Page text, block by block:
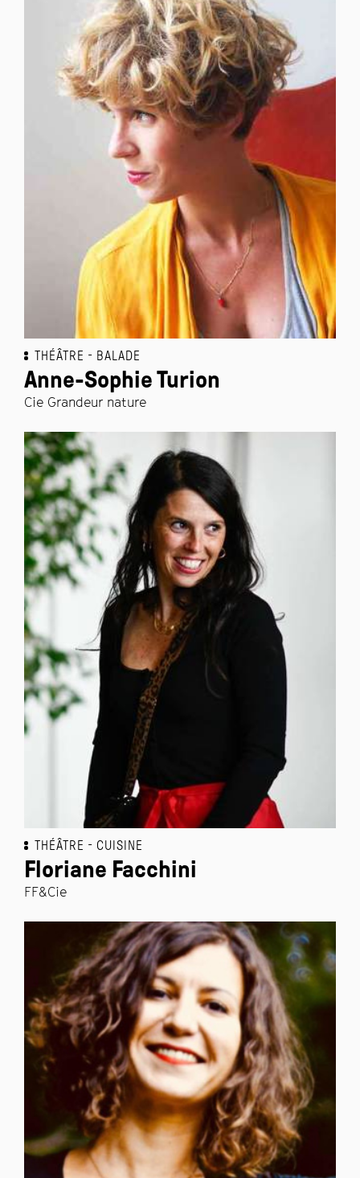
THÉÂTRE BALADE
Anne-Sophie Turion
Cie Grandeur nature
THÉÂTRE CUISINE
Floriane Facchini
FF&Cie